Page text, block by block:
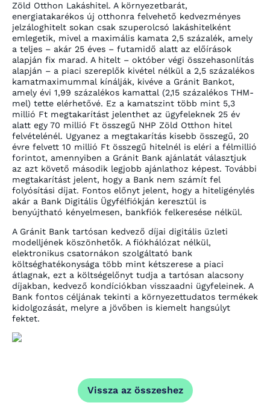
Zöld Otthon Lakáshitel. A környezetbarát,
energiatakarékos új otthonra felvehető kedvezményes
jelzáloghitelt sokan csak szuperolcsó lakáshitelként
emlegetik, mivel a maximális kamata 2,5 százalék, amely
a teljes – akár 25 éves – futamidő alatt az előírások
alapján fix marad. A hitelt – október végi összehasonlítás
alapján – a piaci szereplők kivétel nélkül a 2,5 százalékos
kamatmaximummal kínálják, kivéve a Gránit Bankot,
amely évi 1,99 százalékos kamattal (2,15 százalékos THM-
mel) tette elérhetővé. Ez a kamatszint több mint 5,3
millió Ft megtakarítást jelenthet az ügyfeleknek 25 év
alatt egy 70 millió Ft összegű NHP Zöld Otthon hitel
felvételénél. Ugyanez a megtakarítás kisebb összegű, 20
évre felvett 10 millió Ft összegű hitelnél is eléri a félmillió
forintot, amennyiben a Gránit Bank ajánlatát választjuk
az azt követő második legjobb ajánlathoz képest. További
megtakarítást jelent, hogy a Bank nem számít fel
folyósítási díjat. Fontos előnyt jelent, hogy a hiteligénylés
akár a Bank Digitális Ügyfélfiókján keresztül is
benyújtható kényelmesen, bankfiók felkeresése nélkül.
A Gránit Bank tartósan kedvező díjai digitális üzleti
modelljének köszönhetők. A fiókhálózat nélkül,
elektronikus csatornákon szolgáltató bank
költséghatékonysága több mint kétszerese a piaci
átlagnak, ezt a költségelőnyt tudja a tartósan alacsony
díjakban, kedvező kondíciókban visszaadni ügyfeleinek. A
Bank fontos céljának tekinti a környezettudatos termékek
kidolgozását, melyre a jövőben is kiemelt hangsúlyt
fektet.
Vissza az összeshez